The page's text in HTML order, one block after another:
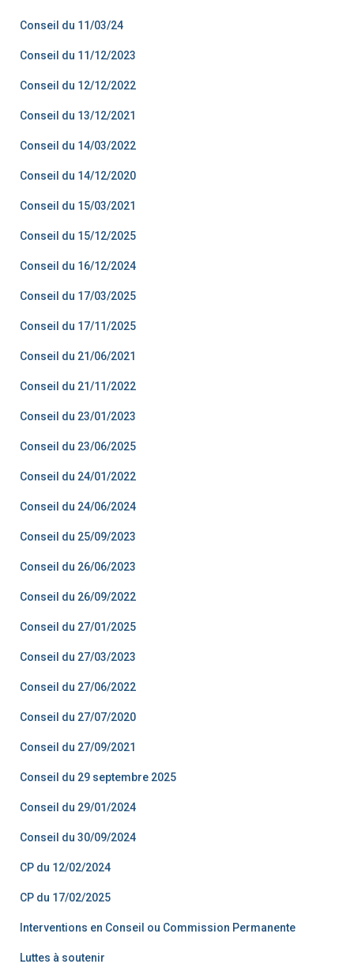
Conseil du 11/03/24
Conseil du 11/12/2023
Conseil du 12/12/2022
Conseil du 13/12/2021
Conseil du 14/03/2022
Conseil du 14/12/2020
Conseil du 15/03/2021
Conseil du 15/12/2025
Conseil du 16/12/2024
Conseil du 17/03/2025
Conseil du 17/11/2025
Conseil du 21/06/2021
Conseil du 21/11/2022
Conseil du 23/01/2023
Conseil du 23/06/2025
Conseil du 24/01/2022
Conseil du 24/06/2024
Conseil du 25/09/2023
Conseil du 26/06/2023
Conseil du 26/09/2022
Conseil du 27/01/2025
Conseil du 27/03/2023
Conseil du 27/06/2022
Conseil du 27/07/2020
Conseil du 27/09/2021
Conseil du 29 septembre 2025
Conseil du 29/01/2024
Conseil du 30/09/2024
CP du 12/02/2024
CP du 17/02/2025
Interventions en Conseil ou Commission Permanente
Luttes à soutenir